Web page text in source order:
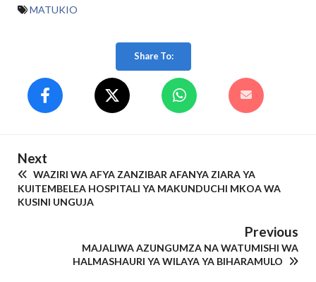
MATUKIO
Share To:
Next
WAZIRI WA AFYA ZANZIBAR AFANYA ZIARA YA
KUITEMBELEA HOSPITALI YA MAKUNDUCHI MKOA WA
KUSINI UNGUJA
Previous
MAJALIWA AZUNGUMZA NA WATUMISHI WA
HALMASHAURI YA WILAYA YA BIHARAMULO